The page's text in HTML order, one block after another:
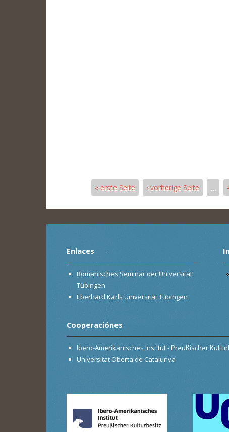
« erste Seite ‹ vorherige Seite …
Enlaces
Romanisches Seminar der Universität
Tübingen
Eberhard Karls Universität Tübingen
Cooperaciónes
Ibero-Amerikanisches Institut - Preußischer
Universitat Oberta de Catalunya